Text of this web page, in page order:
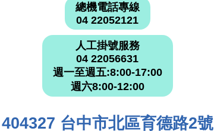
總機電話專線
04 22052121
人工掛號服務
04 22056631
週一至週五:8:00-17:00
週六8:00-12:00
404327 台中市北區育德路2號